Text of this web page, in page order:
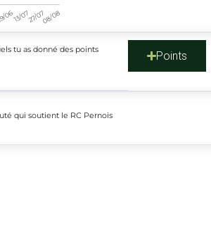
0613/0727/0708/08
tu as donné des points Points
qui soutient le RC Pernois